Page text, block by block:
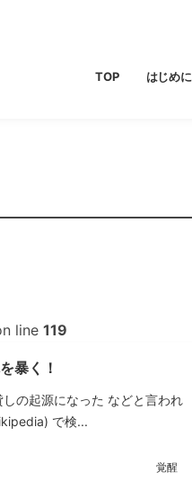
TOP はじめに
line 119
暴く！
の起源になった などと言われ
で検...
覚醒